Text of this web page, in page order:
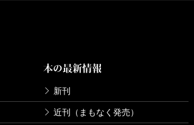
本の最新情報
新刊
近刊（まもなく発売）